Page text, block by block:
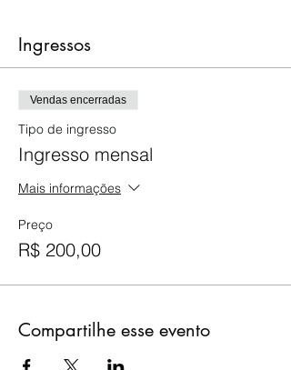
Ingressos
Vendas encerradas
Tipo de ingresso
Ingresso mensal
Mais informações
Preço
R$ 200,00
Compartilhe esse evento